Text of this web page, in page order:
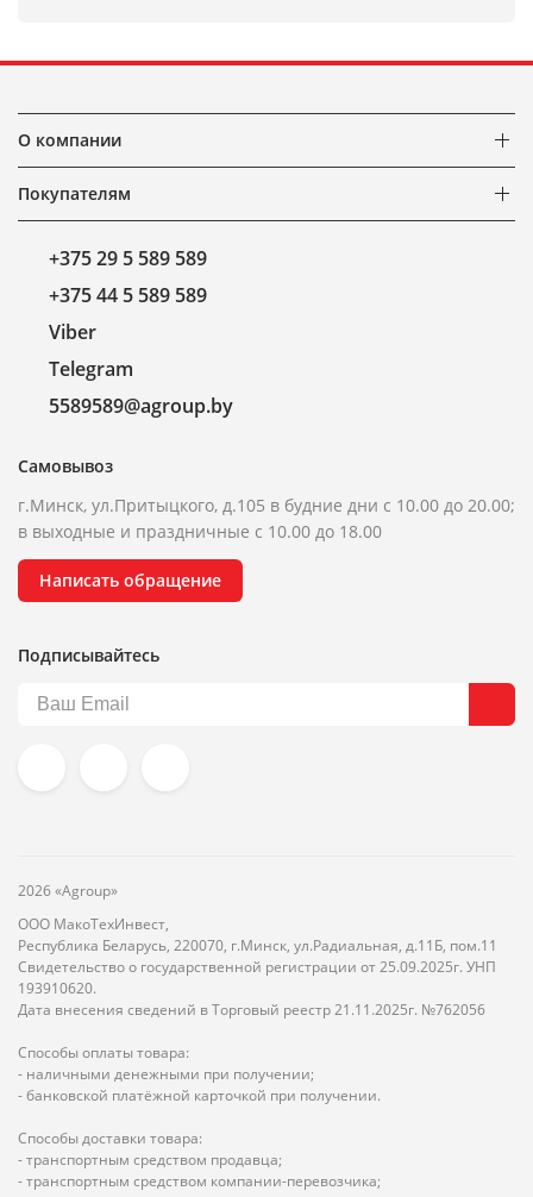
О компании
Покупателям
+375 29 5 589 589
+375 44 5 589 589
Viber
Telegram
5589589@agroup.by
Самовывоз
г.Минск, ул.Притыцкого, д.105 в будние дни с 10.00 до 20.00;
в выходные и праздничные с 10.00 до 18.00
Написать обращение
Подписывайтесь
2026 «Agroup»
ООО МакоТехИнвест,
Республика Беларусь, 220070, г.Минск, ул.Радиальная, д.11Б, пом.11
Свидетельство о государственной регистрации от 25.09.2025г. УНП
193910620.
Дата внесения сведений в Торговый реестр 21.11.2025г. №762056
Способы оплаты товара:
- наличными денежными при получении;
- банковской платёжной карточкой при получении.
Способы доставки товара:
- транспортным средством продавца;
- транспортным средством компании-перевозчика;